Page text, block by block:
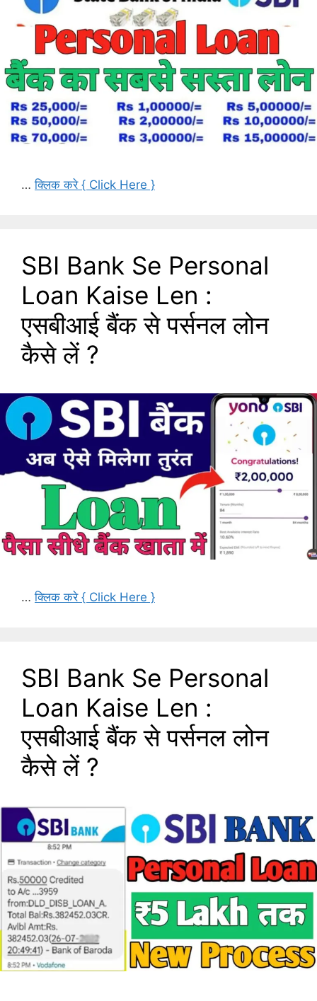
…क्लिक करे { Click Here }
SBI Bank Se Personal
Loan Kaise Len :
एसबीआई बैंक से पर्सनल लोन
कैसे लें ?
…क्लिक करे { Click Here }
SBI Bank Se Personal
Loan Kaise Len :
एसबीआई बैंक से पर्सनल लोन
कैसे लें ?